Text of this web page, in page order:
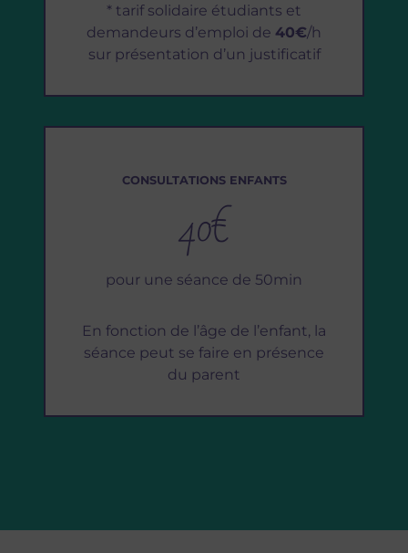
* tarif solidaire étudiants et
demandeurs d’emploi de 40€/h
sur présentation d’un justificatif
CONSULTATIONS ENFANTS
40€
pour une séance de 50min
En fonction de l’âge de l’enfant, la
séance peut se faire en présence
du parent